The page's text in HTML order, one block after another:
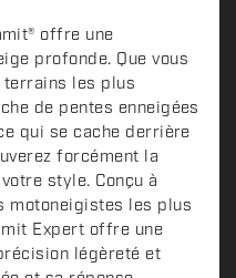
offre une
profonde. Que vous
terrains les plus
de pentes enneigées
qui se cache derrière
forcément la
style. Conçu à
motoneigistes les plus
Expert offre une
légèreté et